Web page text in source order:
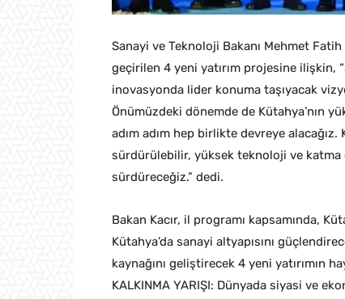
Sanayi ve Teknoloji Bakanı Mehmet Fatih
geçirilen 4 yeni yatırım projesine ilişkin,
inovasyonda lider konuma taşıyacak
Önümüzdeki dönemde de Kütahya’nın
adım adım hep birlikte devreye
sürdürülebilir, yüksek teknoloji ve katma
sürdüreceğiz.” dedi.
Bakan Kacır, il programı kapsamında,
Kütahya’da sanayi altyapısını
kaynağını geliştirecek 4 yeni yatırımın
KALKINMA YARIŞI: Dünyada siyasi ve